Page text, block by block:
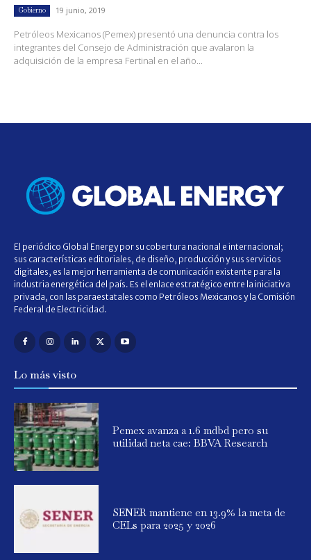
Gobierno 19 junio, 2019
Petróleos Mexicanos (Pemex) presentó una denuncia contra los
integrantes del Consejo de Administración que avalaron la
adquisición de la empresa Fertinal en el año...
El periódico Global Energy por su cobertura nacional e internacional;
sus características editoriales, de diseño, producción y sus servicios
digitales, es la mejor herramienta de comunicación existente para la
industria energética del país. Es el enlace estratégico entre la iniciativa
privada, con las paraestatales como Petróleos Mexicanos y la Comisión
Federal de Electricidad.
Lo más visto
Pemex avanza a 1.6 mdbd pero su
utilidad neta cae: BBVA Research
SENER mantiene en 13.9% la meta de
CELs para 2025 y 2026